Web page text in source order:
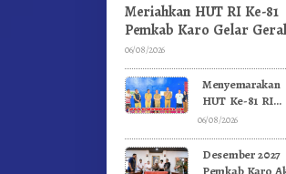
Meriahkan HUT RI Ke-81
Pemkab Karo Gelar
Jalan Kemerdekaan.!
06/08/2026
Menyemarakan
HUT Ke-81 RI
Pemkab Karo
Olahraga
06/08/2026
Desember 2027
Pemkab Karo